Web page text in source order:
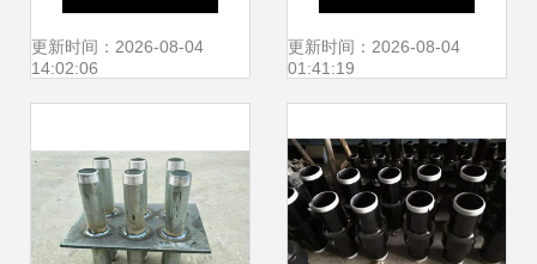
离腐蚀的坚固屏障
更新时间：2026-08-04
14:02:06
兰、孔板法兰及绝
更新时间：2026-08-04
01:41:19